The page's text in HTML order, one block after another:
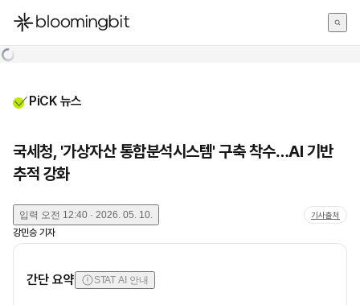
한국어
PiCK 뉴스
국세청, '가상자산 통합분석시스템' 구축 착수…AI 기반
추적 강화
입력 오전 12:40 · 2026. 05. 10. 기사출처
강민승 기자
간단 요약 STAT AI 안내